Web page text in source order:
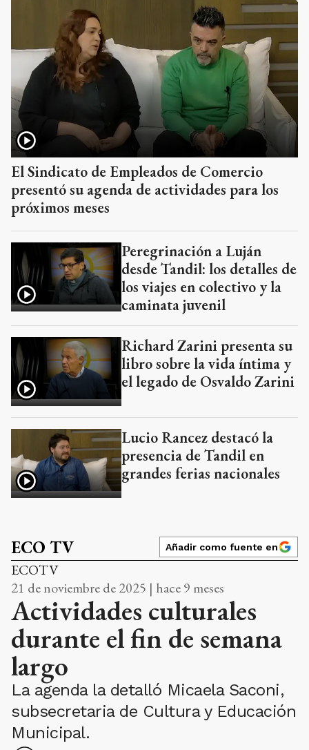
El Sindicato de Empleados de Comercio
presentó su agenda de actividades para los
próximos meses
Peregrinación a Luján
desde Tandil: los detalles de
los viajes en colectivo y la
caminata juvenil
Richard Zarini presenta su
libro sobre la vida íntima y
el legado de Osvaldo Zarini
Lucio Rancez destacó la
presencia de Tandil en
grandes ferias nacionales
ECO TV Añadir como fuente en
ECOTV
21 de noviembre de 2025 | hace 9 meses
Actividades culturales
durante el fin de semana
largo
La agenda la detalló Micaela Saconi,
subsecretaria de Cultura y Educación
Municipal.